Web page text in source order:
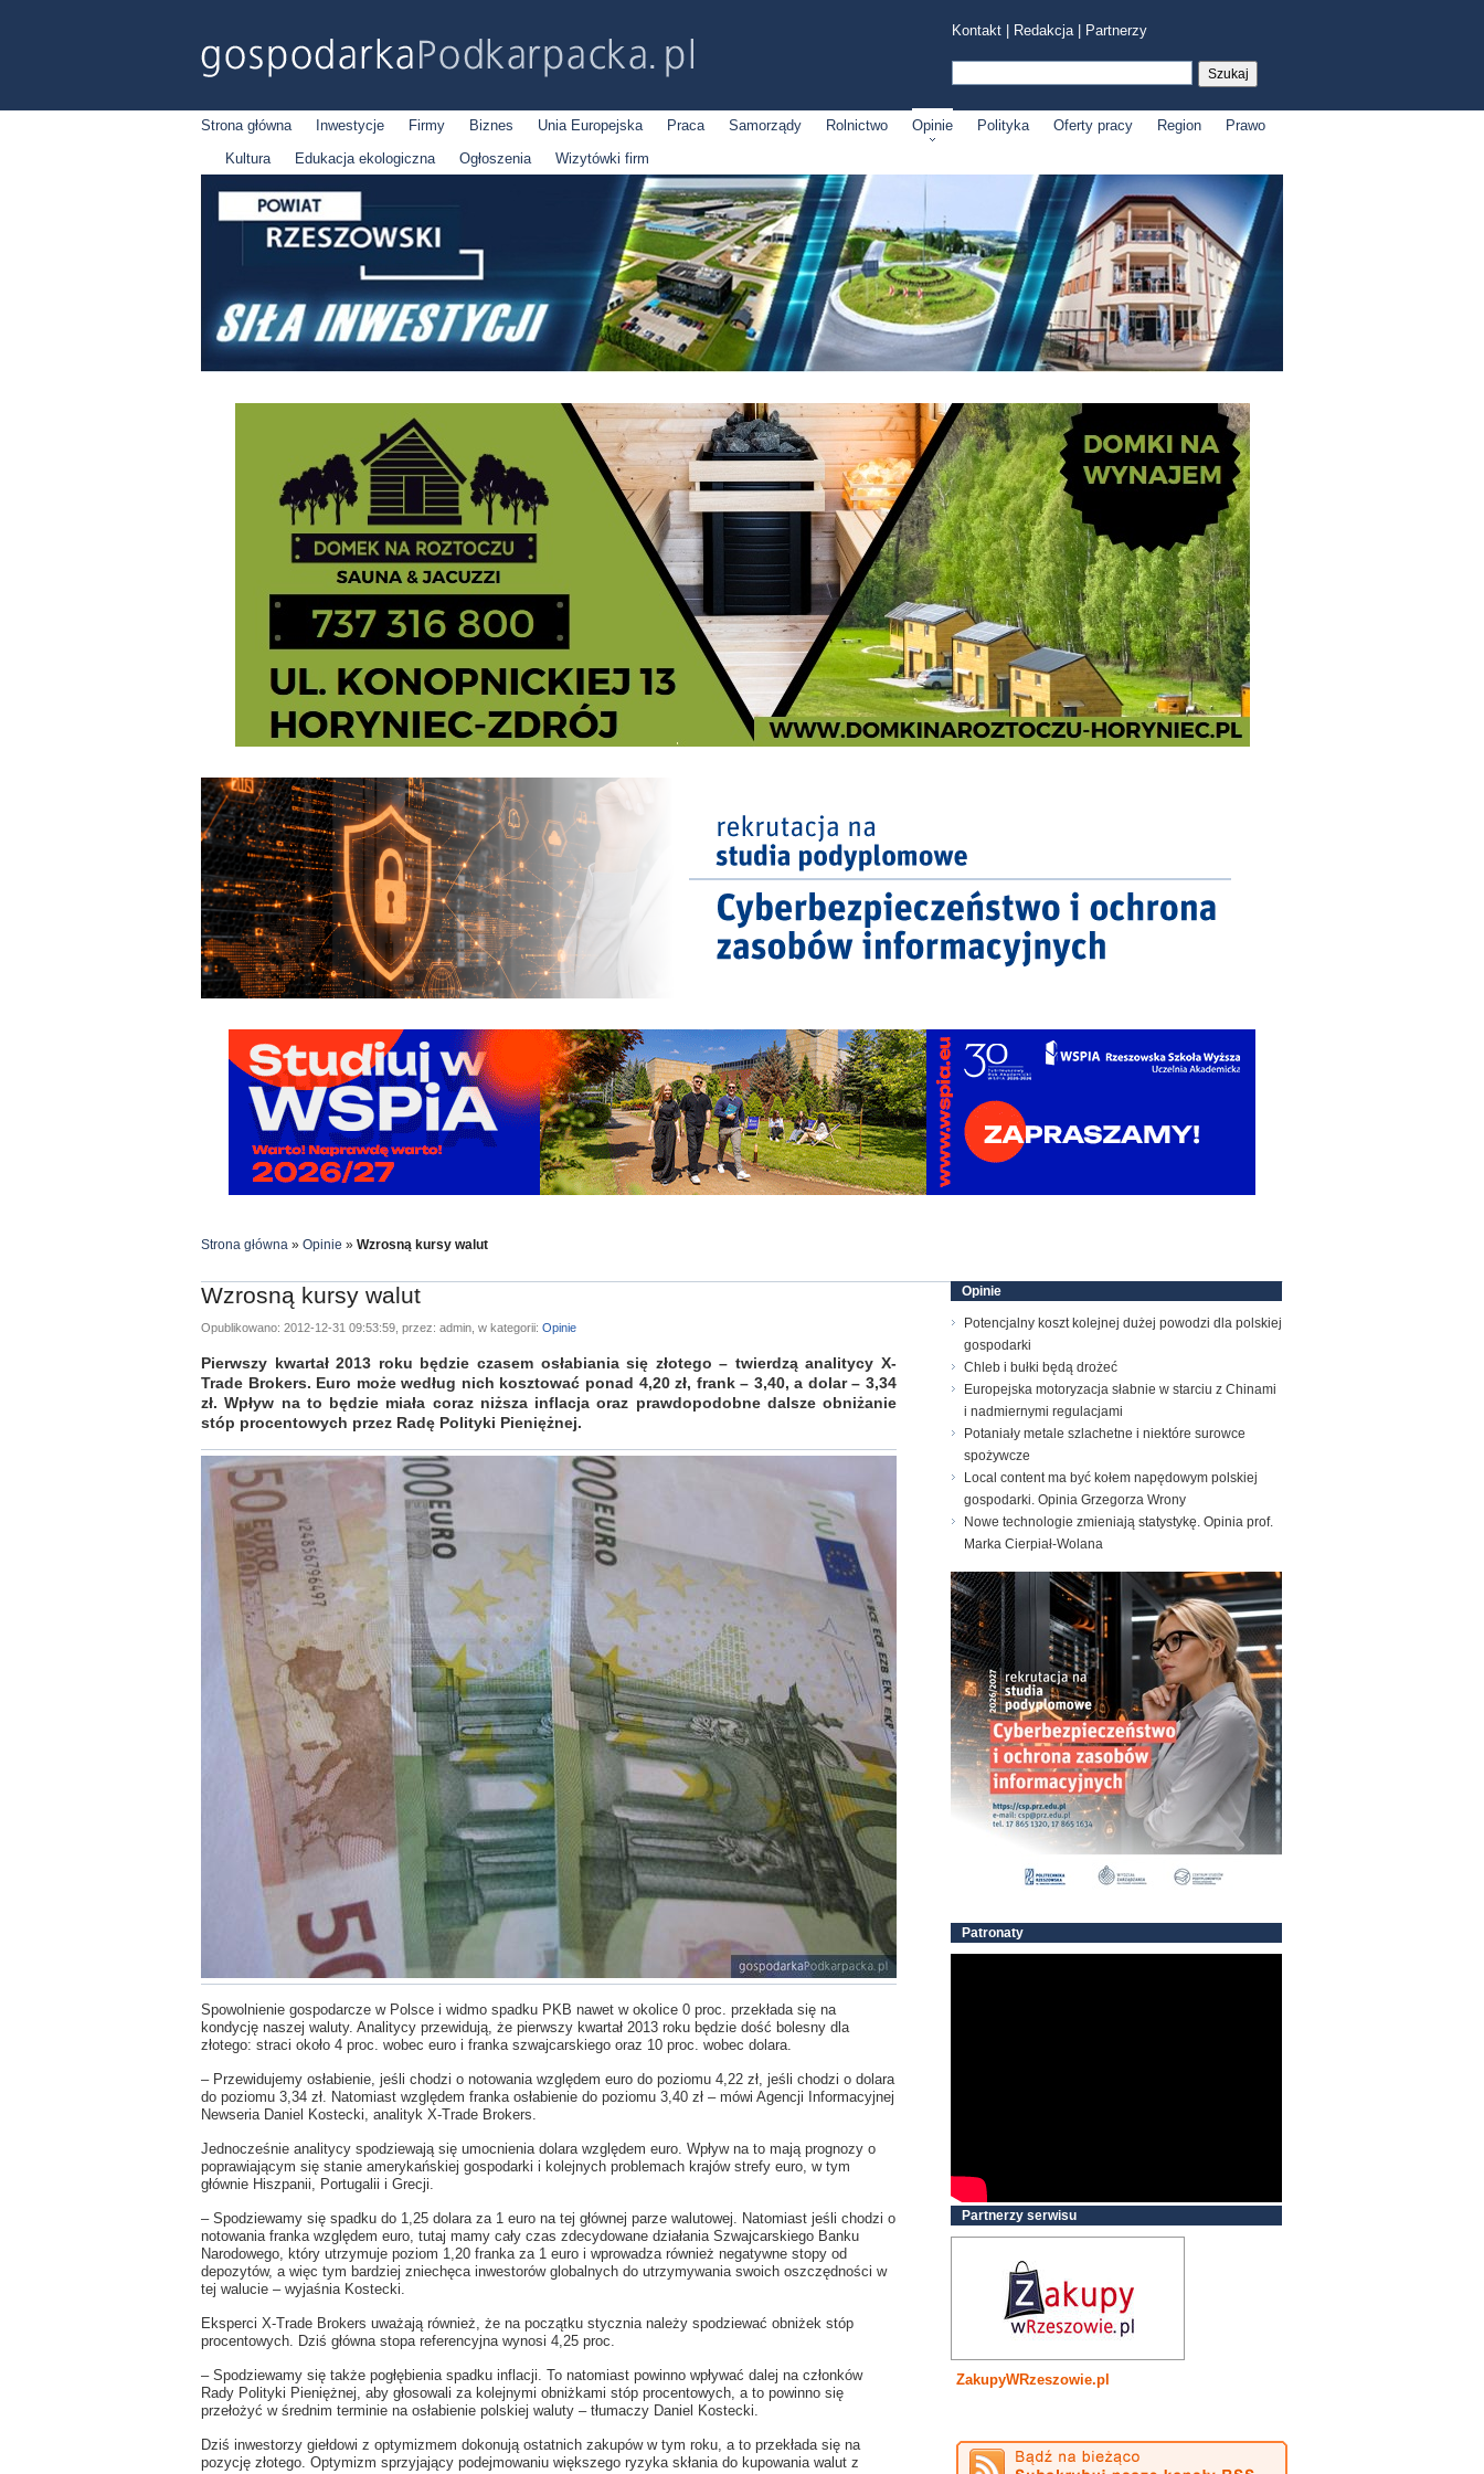
Kontakt Redakcja| Partnerzy
Strona główna Inwestycje Firmy Biznes Unia Europejska Praca Samorządy Rolnictwo Opinie Polityka Oferty pracy Region
Prawo
Kultura
Edukacja ekologiczna Ogłoszenia Wizytówki firm
Strona główna » Opinie » Wzrosną kursy walut
Wzrosną kursy walut
Opublikowano: 2012-12-31 09:53:59, przez: admin, w kategorii: Opinie
Pierwszy kwartał 2013 roku będzie czasem osłabiania się złotego – twierdzą analitycy X-
Trade Brokers. Euro może według nich kosztować ponad 4,20 zł, frank – 3,40, a dolar – 3,34
zł. Wpływ na to będzie miała coraz niższa inflacja oraz prawdopodobne dalsze obniżanie
stóp procentowych przez Radę Polityki Pieniężnej.
Spowolnienie gospodarcze w Polsce i widmo spadku PKB nawet w okolice 0 proc. przekłada się na
kondycję naszej waluty. Analitycy przewidują, że pierwszy kwartał 2013 roku będzie dość bolesny dla
złotego: straci około 4 proc. wobec euro i franka szwajcarskiego oraz 10 proc. wobec dolara.
– Przewidujemy osłabienie, jeśli chodzi o notowania względem euro do poziomu 4,22 zł, jeśli chodzi o dolara
do poziomu 3,34 zł. Natomiast względem franka osłabienie do poziomu 3,40 zł – mówi Agencji Informacyjnej
Newseria Daniel Kostecki, analityk X-Trade Brokers.
Jednocześnie analitycy spodziewają się umocnienia dolara względem euro. Wpływ na to mają prognozy o
poprawiającym się stanie amerykańskiej gospodarki i kolejnych problemach krajów strefy euro, w tym
głównie Hiszpanii, Portugalii i Grecji.
– Spodziewamy się spadku do 1,25 dolara za 1 euro na tej głównej parze walutowej. Natomiast jeśli chodzi o
notowania franka względem euro, tutaj mamy cały czas zdecydowane działania Szwajcarskiego Banku
Narodowego, który utrzymuje poziom 1,20 franka za 1 euro i wprowadza również negatywne stopy od
depozytów, a więc tym bardziej zniechęca inwestorów globalnych do utrzymywania swoich oszczędności w
tej walucie – wyjaśnia Kostecki.
Eksperci X-Trade Brokers uważają również, że na początku stycznia należy spodziewać obniżek stóp
procentowych. Dziś główna stopa referencyjna wynosi 4,25 proc.
– Spodziewamy się także pogłębienia spadku inflacji. To natomiast powinno wpływać dalej na członków
Rady Polityki Pieniężnej, aby głosowali za kolejnymi obniżkami stóp procentowych, a to powinno się
przełożyć w średnim terminie na osłabienie polskiej waluty – tłumaczy Daniel Kostecki.
Dziś inwestorzy giełdowi z optymizmem dokonują ostatnich zakupów w tym roku, a to przekłada się na
pozycję złotego. Optymizm sprzyjający podejmowaniu większego ryzyka skłania do kupowania walut z
Opinie
Potencjalny koszt kolejnej dużej powodzi dla polskiej
gospodarki
Chleb i bułki będą drożeć
Europejska motoryzacja słabnie w starciu z Chinami
i nadmiernymi regulacjami
Potaniały metale szlachetne i niektóre surowce
spożywcze
Local content ma być kołem napędowym polskiej
gospodarki. Opinia Grzegorza Wrony
Nowe technologie zmieniają statystykę. Opinia prof.
Marka Cierpiał-Wolana
Patronaty
Partnerzy serwisu
ZakupyWRzeszowie.pl